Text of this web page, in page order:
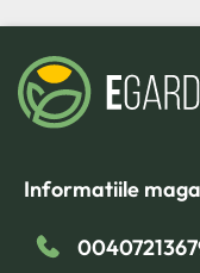
Informatiile